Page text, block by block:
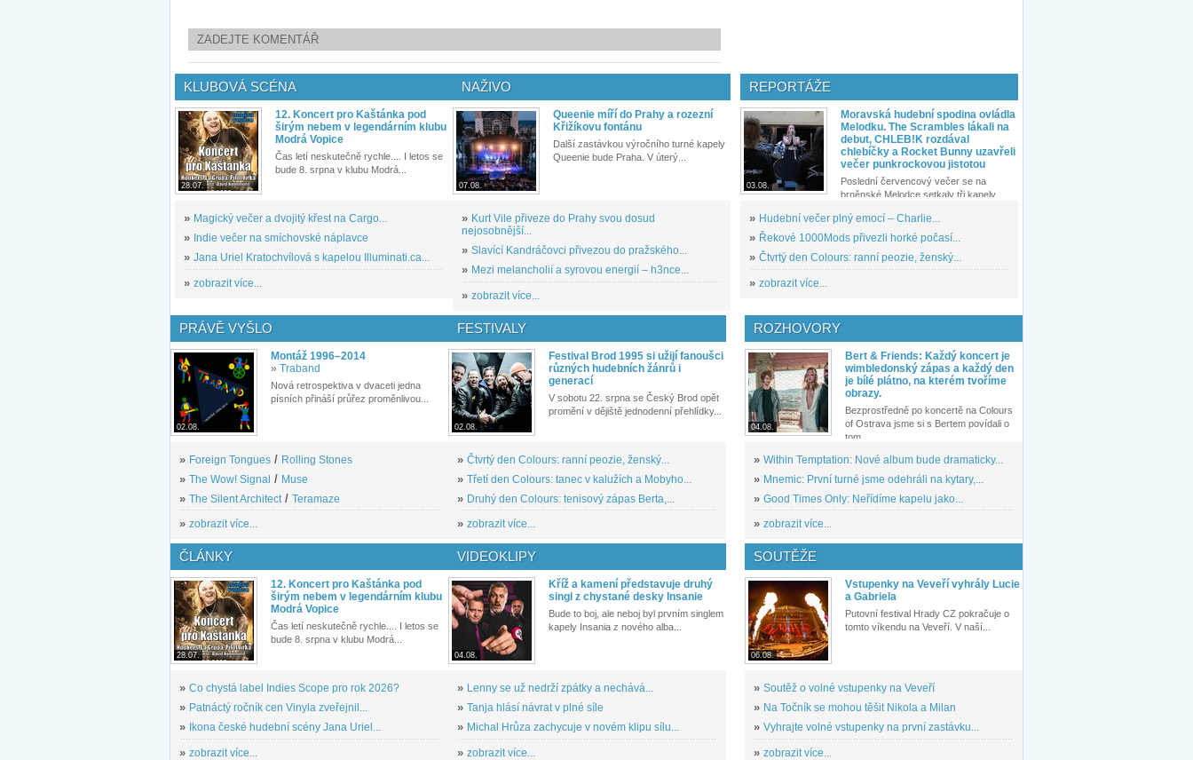
ZADEJTE KOMENTÁŘ
KLUBOVÁ SCÉNA
28.07.
12. Koncert pro Kaštánka pod
širým nebem v legendárním klubu
Modrá Vopice
Čas letí neskutečně rychle.... I letos se
bude 8. srpna v klubu Modrá...
» Magický večer a dvojitý křest na Cargo...
» Indie večer na smíchovské náplavce
» Jana Uriel Kratochvílová s kapelou Illuminati.ca...
» zobrazit více...
NAŽIVO
07.08.
Queenie míří do Prahy a rozezní
Křižíkovu fontánu
Další zastávkou výročního turné kapely
Queenie bude Praha. V úterý...
» Kurt Vile přiveze do Prahy svou dosud
nejosobnější...
» Slavící Kandráčovci přivezou do pražského...
» Mezi melancholií a syrovou energií – h3nce...
» zobrazit více...
REPORTÁŽE
03.08.
Moravská hudební spodina ovládla
Melodku. The Scrambles lákali na
debut, CHLEB!K rozdával
chlebíčky a Rocket Bunny uzavřeli
večer punkrockovou jistotou
Poslední červencový večer se na
brněnské Melodce setkaly tři kapely...
» Hudební večer plný emocí – Charlie...
» Řekové 1000Mods přivezli horké počasí...
» Čtvrtý den Colours: ranní peozie, ženský...
» zobrazit více...
PRÁVĚ VYŠLO
02.08.
Montáž 1996–2014
» Traband
Nová retrospektiva v dvaceti jedna
písních přináší průřez proměnlivou...
» Foreign Tongues / Rolling Stones
» The Wow! Signal / Muse
» The Silent Architect / Teramaze
» zobrazit více...
FESTIVALY
02.08.
Festival Brod 1995 si užijí fanoušci
různých hudebních žánrů i
generací
V sobotu 22. srpna se Český Brod opět
promění v dějiště jednodenní přehlídky...
» Čtvrtý den Colours: ranní peozie, ženský...
» Třetí den Colours: tanec v kalužích a Mobyho...
» Druhý den Colours: tenisový zápas Berta,...
» zobrazit více...
ROZHOVORY
04.08.
Bert & Friends: Každý koncert je
wimbledonský zápas a každý den
je bílé plátno, na kterém tvoříme
obrazy.
Bezprostředně po koncertě na Colours
of Ostrava jsme si s Bertem povídali o
tom,...
» Within Temptation: Nové album bude dramaticky...
» Mnemic: První turné jsme odehráli na kytary,...
» Good Times Only: Neřídíme kapelu jako...
» zobrazit více...
ČLÁNKY
28.07.
12. Koncert pro Kaštánka pod
širým nebem v legendárním klubu
Modrá Vopice
Čas letí neskutečně rychle.... I letos se
bude 8. srpna v klubu Modrá...
» Co chystá label Indies Scope pro rok 2026?
» Patnáctý ročník cen Vinyla zveřejnil...
»
Ikona české hudební scény Jana Uriel...
» zobrazit více...
VIDEOKLIPY
04.08.
Kříž a kamení představuje druhý
singl z chystané desky Insanie
Bude to boj, ale neboj byl prvním singlem
kapely Insania z nového alba...
» Lenny se už nedrží zpátky a nechává...
» Tanja hlásí návrat v plné síle
» Michal Hrůza zachycuje v novém klipu sílu...
» zobrazit více...
SOUTĚŽE
06.08.
Vstupenky na Veveří vyhrály Lucie
a Gabriela
Putovní festival Hrady CZ pokračuje o
tomto víkendu na Veveří. V naší...
» Soutěž o volné vstupenky na Veveří
» Na Točník se mohou těšit Nikola a Milan
» Vyhrajte volné vstupenky na první zastávku...
» zobrazit více...